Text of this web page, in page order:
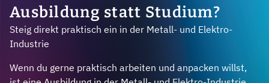
Ausbildung statt Studium?
Steig direkt praktisch ein in der Metall- und Elektro-
Industrie
Wenn du gerne praktisch arbeiten und anpacken willst,